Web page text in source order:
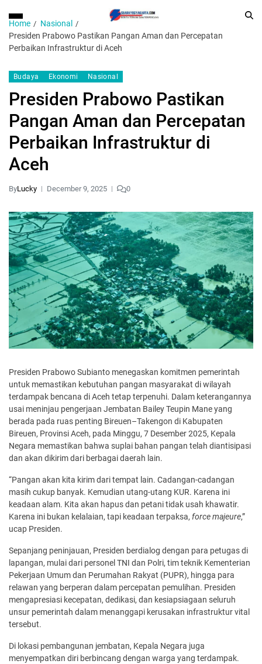
Home
Nasional
Presiden Prabowo Pastikan Pangan Aman dan Percepatan
Perbaikan Infrastruktur di Aceh
Budaya Ekonomi Nasional
Presiden Prabowo Pastikan
Pangan Aman dan Percepatan
Perbaikan Infrastruktur di
Aceh
ByLucky December 9, 2025 0
Presiden Prabowo Subianto menegaskan komitmen pemerintah
untuk memastikan kebutuhan pangan masyarakat di wilayah
terdampak bencana di Aceh tetap terpenuhi. Dalam keterangannya
usai meninjau pengerjaan Jembatan Bailey Teupin Mane yang
berada pada ruas penting Bireuen–Takengon di Kabupaten
Bireuen, Provinsi Aceh, pada Minggu, 7 Desember 2025, Kepala
Negara memastikan bahwa suplai bahan pangan telah diantisipasi
dan akan dikirim dari berbagai daerah lain.
“Pangan akan kita kirim dari tempat lain. Cadangan-cadangan
masih cukup banyak. Kemudian utang-utang KUR. Karena ini
keadaan alam. Kita akan hapus dan petani tidak usah khawatir.
Karena ini bukan kelalaian, tapi keadaan terpaksa, force majeure,”
ucap Presiden.
Sepanjang peninjauan, Presiden berdialog dengan para petugas di
lapangan, mulai dari personel TNI dan Polri, tim teknik Kementerian
Pekerjaan Umum dan Perumahan Rakyat (PUPR), hingga para
relawan yang berperan dalam percepatan pemulihan. Presiden
mengapresiasi kecepatan, dedikasi, dan kesiapsiagaan seluruh
unsur pemerintah dalam menanggapi kerusakan infrastruktur vital
tersebut.
Di lokasi pembangunan jembatan, Kepala Negara juga
menyempatkan diri berbincang dengan warga yang terdampak.